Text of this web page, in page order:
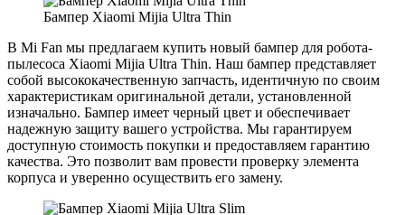
Бампер Xiaomi Mijia Ultra Thin
В Mi Fan мы предлагаем купить новый бампер для робота-
пылесоса Xiaomi Mijia Ultra Thin. Наш бампер представляет
собой высококачественную запчасть, идентичную по своим
характеристикам оригинальной детали, установленной
изначально. Бампер имеет черный цвет и обеспечивает
надежную защиту вашего устройства. Мы гарантируем
доступную стоимость покупки и предоставляем гарантию
качества. Это позволит вам провести проверку элемента
корпуса и уверенно осуществить его замену.